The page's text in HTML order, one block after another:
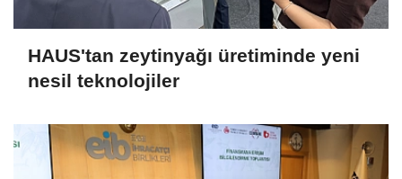
HAUS'tan zeytinyağı üretiminde yeni
nesil teknolojiler